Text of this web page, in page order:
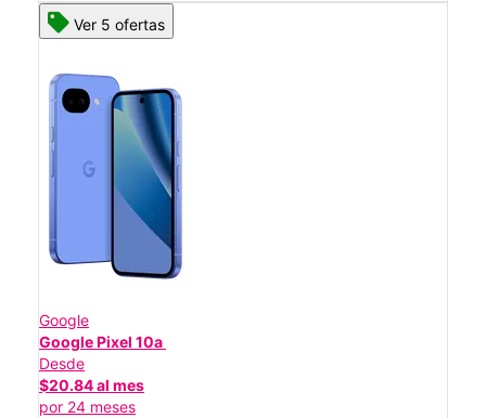
Ver 5 ofertas
Google
Google Pixel 10a
Desde
$20.84 al mes
por 24 meses